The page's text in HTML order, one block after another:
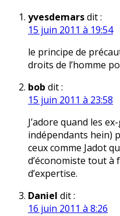
yvesdemarsdit :
15 juin 2011 à 19:54
le principe de
droits de l’homme
bob dit :
15 juin 2011 à 23:58
J’adore quand les
indépendants hein)
ceux comme Jadot
d’économiste tout à
d’expertise.
Daniel dit :
16 juin 2011 à 8:26